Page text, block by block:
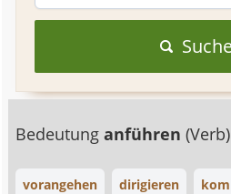
Bedeutunganführen(Verb)
vorangehen dirigieren